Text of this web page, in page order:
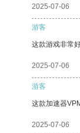
2025-07-06
游客
这款游戏非常
2025-07-06
游客
这款加速器
2025-07-06